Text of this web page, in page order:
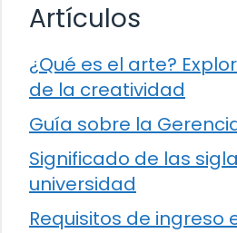
Artículos
¿Qué es el arte?
de la creatividad
Guía sobre la
Significado de las
universidad
Requisitos de ingreso